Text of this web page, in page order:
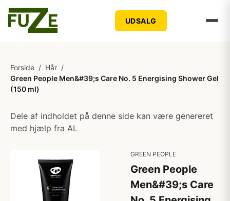
UDSALG
Forside / Hår /
Green People Men&#39;s Care No. 5 Energising Shower Gel
(150 ml)
Dele af indholdet på denne side kan være genereret
med hjælp fra AI.
GREEN PEOPLE
Green People
Men&#39;s Care